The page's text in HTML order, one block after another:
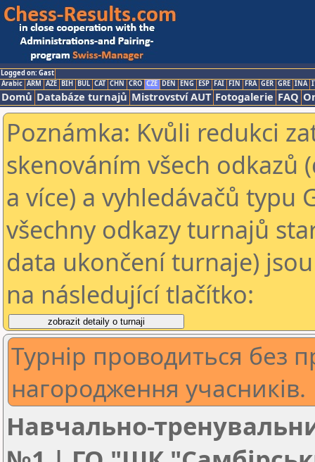
Logged on: Gast
Arabic ARM AZE BIH BUL CAT CHN CRO CZE DEN ENG ESP FAI FIN FRA GER GRE INA
Domů Databáze turnajů Mistrovství AUT Fotogalerie FAQ
Poznámka: Kvůli redukci
skenováním všech odkazů
a více) a vyhledávačů typu
všechny odkazy turnajů
data ukončení turnaje)
na následující tlačítko:
Турнір проводиться без
нагородження учасників.
Навчально-